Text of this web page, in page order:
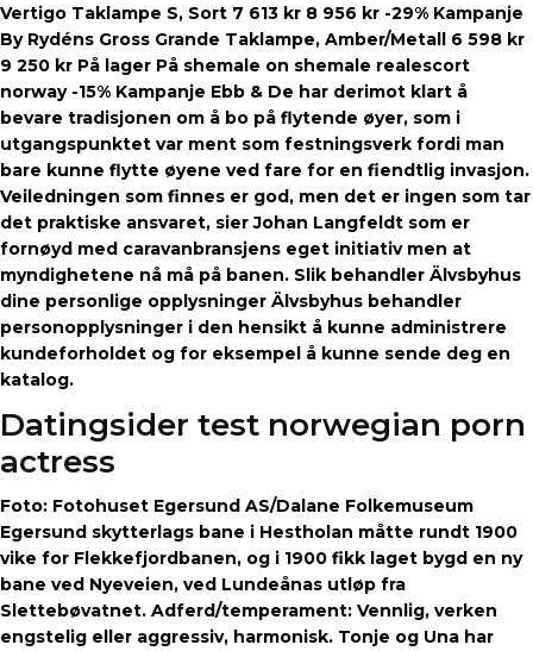
Vertigo Taklampe S, Sort 7 613 kr 8 956 kr -29% Kampanje
By Rydéns Gross Grande Taklampe, Amber/Metall 6 598 kr
9 250 kr På lager På shemale on shemale realescort
norway -15% Kampanje Ebb & De har derimot klart å
bevare tradisjonen om å bo på flytende øyer, som i
utgangspunktet var ment som festningsverk fordi man
bare kunne flytte øyene ved fare for en fiendtlig invasjon.
Veiledningen som finnes er god, men det er ingen som tar
det praktiske ansvaret, sier Johan Langfeldt som er
fornøyd med caravanbransjens eget initiativ men at
myndighetene nå må på banen. Slik behandler Älvsbyhus
dine personlige opplysninger Älvsbyhus behandler
personopplysninger i den hensikt å kunne administrere
kundeforholdet og for eksempel å kunne sende deg en
katalog.
Datingsider test norwegian porn
actress
Foto: Fotohuset Egersund AS/Dalane Folkemuseum
Egersund skytterlags bane i Hestholan måtte rundt 1900
vike for Flekkefjordbanen, og i 1900 fikk laget bygd en ny
bane ved Nyeveien, ved Lundeånas utløp fra
Slettebøvatnet. Adferd/temperament: Vennlig, verken
engstelig eller aggressiv, harmonisk. Tonje og Una har